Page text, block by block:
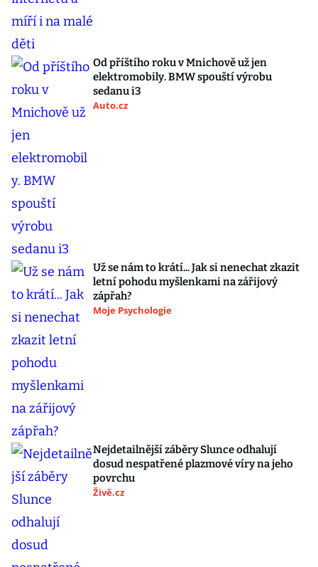
Od příštího roku v Mnichově už jen
elektromobily. BMW spouští výrobu
sedanu i3
Auto.cz
Už se nám to krátí... Jak si nenechat zkazit
letní pohodu myšlenkami na zářijový
zápřah?
Moje Psychologie
Nejdetailnější záběry Slunce odhalují
dosud nespatřené plazmové víry na jeho
povrchu
Živě.cz